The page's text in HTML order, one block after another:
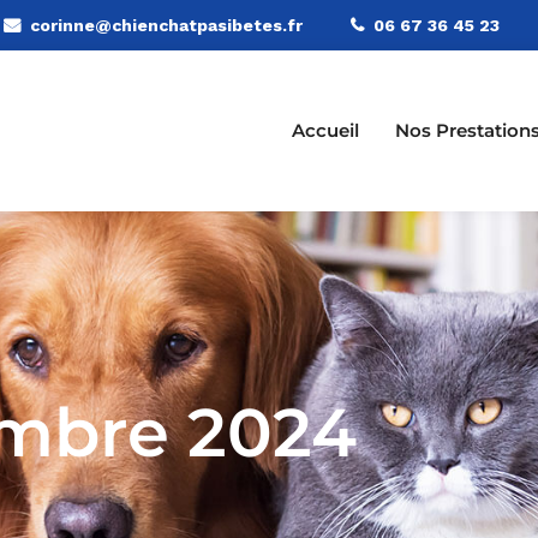
corinne@chienchatpasibetes.fr 06 67 36 45 23
Accueil Nos
2024